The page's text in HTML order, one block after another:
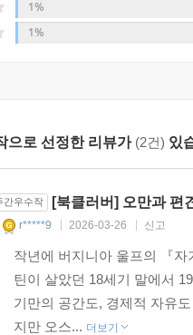
1%
1%
으로 선정한 리뷰가 (2건) 있
간우수작 [북클러버] 오만과 편
r*****9 2026-03-26 신고
작년에 버지니아 울프의 『
틴이 살았던 18세기 말에서
기만의 공간도, 경제적 자유
지만 오스... 더보기